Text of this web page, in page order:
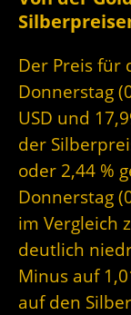
Der Preis für
Donnerstag
USD und
der
oder 2,44 %
Donnerstag
im Vergleich
deutlich
Minus auf
auf den